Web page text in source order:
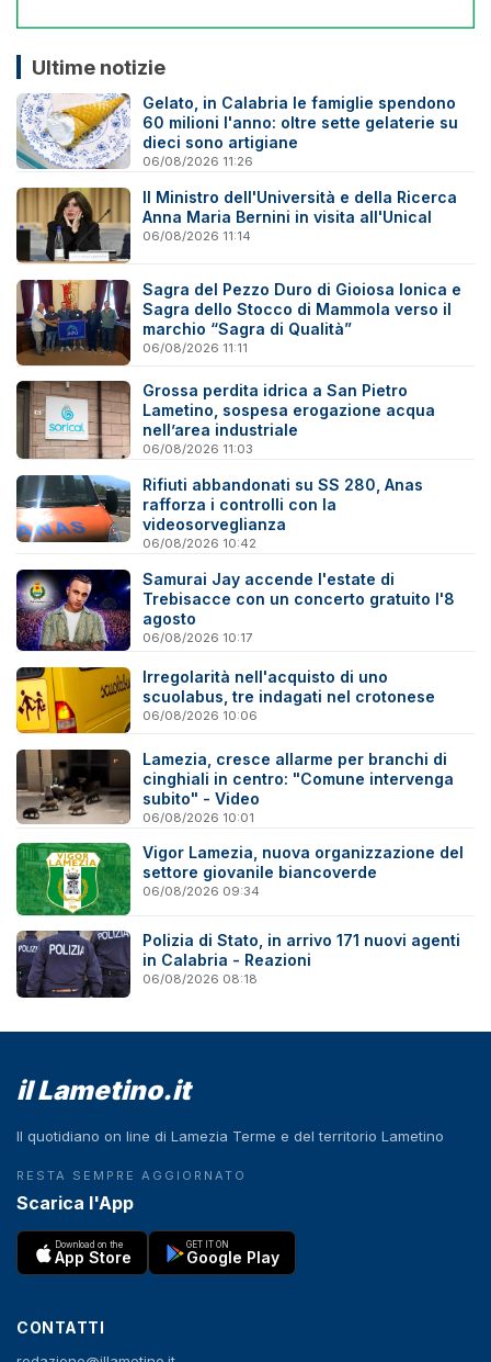
Ultime notizie
Gelato, in Calabria le famiglie spendono
60 milioni l'anno: oltre sette gelaterie su
dieci sono artigiane
06/08/2026 11:26
Il Ministro dell'Università e della Ricerca
Anna Maria Bernini in visita all'Unical
06/08/2026 11:14
Sagra del Pezzo Duro di Gioiosa Ionica e
Sagra dello Stocco di Mammola verso il
marchio “Sagra di Qualità”
06/08/2026 11:11
Grossa perdita idrica a San Pietro
Lametino, sospesa erogazione acqua
nell’area industriale
06/08/2026 11:03
Rifiuti abbandonati su SS 280, Anas
rafforza i controlli con la
videosorveglianza
06/08/2026 10:42
Samurai Jay accende l'estate di
Trebisacce con un concerto gratuito l'8
agosto
06/08/2026 10:17
Irregolarità nell'acquisto di uno
scuolabus, tre indagati nel crotonese
06/08/2026 10:06
Lamezia, cresce allarme per branchi di
cinghiali in centro: "Comune intervenga
subito" - Video
06/08/2026 10:01
Vigor Lamezia, nuova organizzazione del
settore giovanile biancoverde
06/08/2026 09:34
Polizia di Stato, in arrivo 171 nuovi agenti
in Calabria - Reazioni
06/08/2026 08:18
il Lametino.it
Il quotidiano on line di Lamezia Terme e del territorio Lametino
RESTA SEMPRE AGGIORNATO
Scarica l'App
Download on the
App Store
GET IT ON
Google Play
CONTATTI